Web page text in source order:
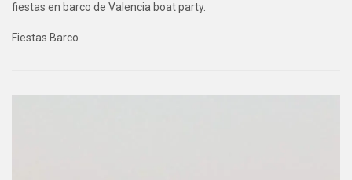
fiestas en barco de Valencia boat party.
Fiestas Barco